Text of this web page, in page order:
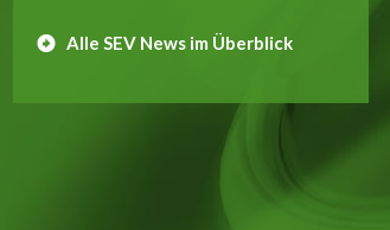
Alle SEV News im Überblick